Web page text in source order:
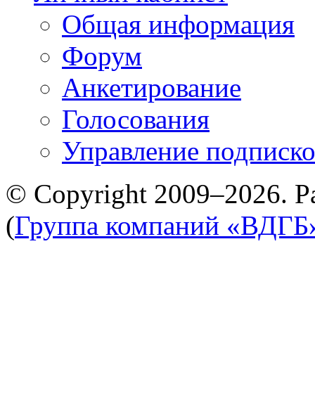
Общая информация
Форум
Анкетирование
Голосования
Управление
© Copyright 2009–2026.
(Группа компаний